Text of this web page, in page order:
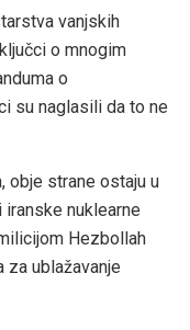
vanjskih
o mnogim
o
su naglasili da to ne
obje strane ostaju u
nuklearne
Hezbollah
za ublažavanje